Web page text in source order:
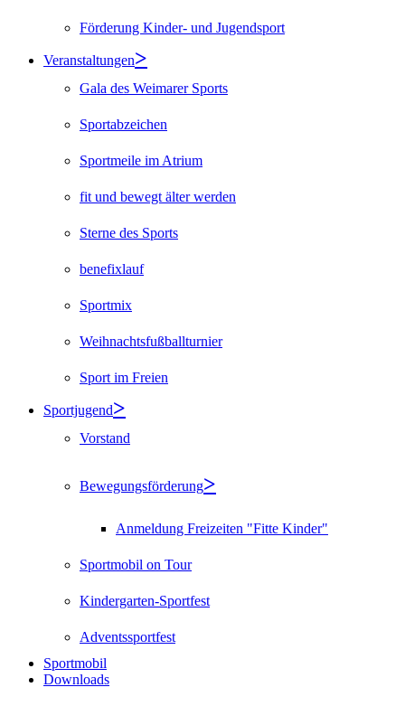
Förderung Kinder- und Jugendsport
Veranstaltungen
Gala des Weimarer Sports
Sportabzeichen
Sportmeile im Atrium
fit und bewegt älter werden
Sterne des Sports
benefixlauf
Sportmix
Weihnachtsfußballturnier
Sport im Freien
Sportjugend
Vorstand
Bewegungsförderung
Anmeldung Freizeiten "Fitte Kinder"
Sportmobil on Tour
Kindergarten-Sportfest
Adventssportfest
Sportmobil
Downloads